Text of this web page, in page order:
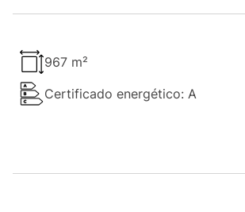
967 m²
Certificado energético: A